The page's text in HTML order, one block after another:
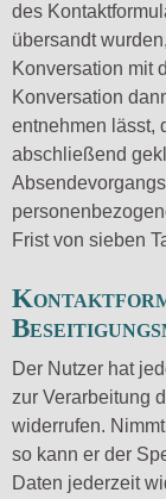
des
übersandt
Konversation mit
Konversation
entnehmen lässt,
abschließend
Frist von sieben
Der Nutzer hat
zur Verarbeitung
widerrufen.
so kann er der
Daten jederzeit